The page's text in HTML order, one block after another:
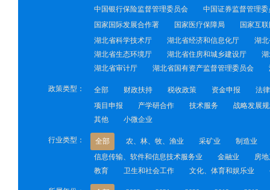
中国银行保险监督管理委员会
中国证券监督管理委
国家国际发展合作署
国家医疗保障局
国家互
湖北省科学技术厅
湖北省经济和信息化厅
湖
湖北省生态环境厅
湖北省住房和城乡建设厅
湖北省审计厅
湖北省国有资产监督管理委员会
政策类型： 全部 财政扶持 税收政策 资金申报
法
项目申报
产学研合作 技术服务
战略发展
其他
小微企业
行业类型： 全部 农、林、牧、渔业 采矿业
制造业
信息传输、软件和信息技术服务业
金融业
房
教育
卫生和社会工作 文化、体育和娱乐业